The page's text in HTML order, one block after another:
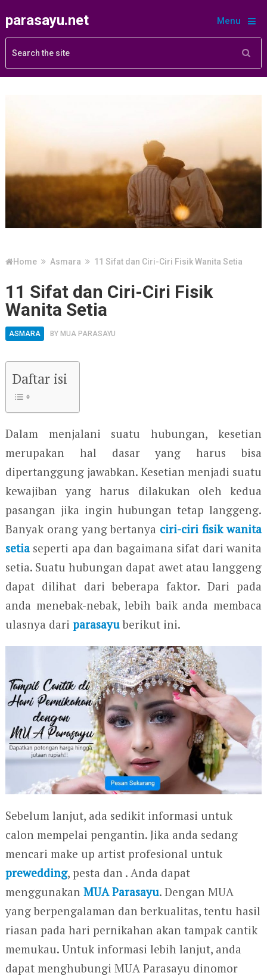
parasayu.net Menu
Home Asmara 11 Sifat dan Ciri-Ciri Fisik Wanita Setia
11 Sifat dan Ciri-Ciri Fisik
Wanita Setia
ASMARA BY MUA PARASAYU
Daftar isi
Dalam menjalani suatu hubungan, kesetian
merupakan hal dasar yang harus bisa
dipertanggung jawabkan. Kesetian menjadi suatu
kewajiban yang harus dilakukan oleh kedua
pasangan jika ingin hubungan tetap langgeng.
Banyak orang yang bertanya ciri-ciri fisik wanita
setiaseperti apa dan bagaimana sifat dari wanita
setia. Suatu hubungan dapat awet atau langgeng
dapat dilihat dari beberapa faktor. Dari pada
anda menebak-nebak, lebih baik anda membaca
ulasnya dari parasayuberikut ini.
Sebelum lanjut, ada sedikit informasi untuk
calon mempelai pengantin. Jika anda sedang
mencari make up artist profesional untuk
prewedding, pesta dan . Anda dapat
menggunakan MUA Parasayu. Dengan MUA
yang berpengalaman dan berkualitas, tentu hasil
riasan pada hari pernikahan akan tampak cantik
memukau. Untuk informasi lebih lanjut, anda
dapat menghubungi MUA Parasayu dinomor